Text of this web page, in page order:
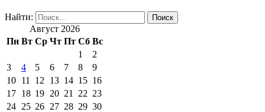
Найти:
Август 2026
Пн Вт Ср Чт Пт Сб Вс
1
2
3
4 5 6 7 8
9
10 11 12 13 14 15 16
17 18 19 20 21 22 23
24 25 26 27 28 29 30